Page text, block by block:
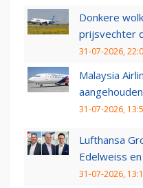
Donkere
prijsvechter
31-07-2026,
Malaysia
31-07-2026,
Lufthansa
Edelweiss
31-07-2026,